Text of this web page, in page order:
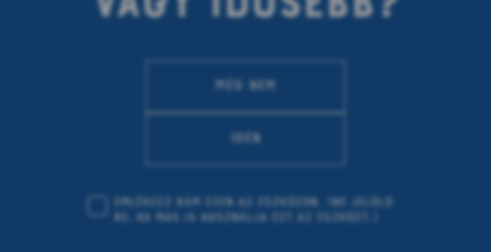
írta Kárai Dávid
Még nem
Igen
Emlékezz rám ezen az eszközön.
(Ne jelöld
be, ha más is használja ezt az eszközt.)